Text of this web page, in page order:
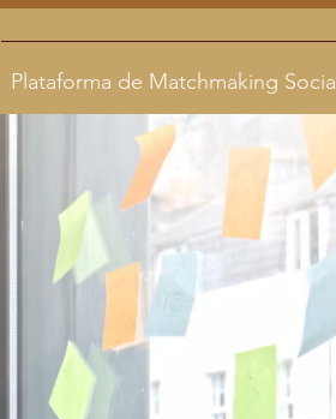
Plataforma de Matchmaking Social